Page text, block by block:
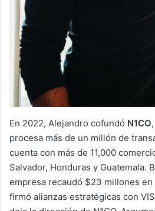
En 2022, Alejandro cofundó N1CO
procesa más de un millón de
cuenta con más de 11,000
Salvador, Honduras y Guatemala.
empresa recaudó $23 millones
firmó alianzas estratégicas con